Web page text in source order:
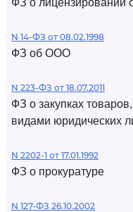
ФЗ о лицензировании
N 14-ФЗ от 08.02.1998
ФЗ об ООО
N 223-ФЗ от 18.07.2011
ФЗ о закупках
видами юридических
N 2202-1 от 17.01.1992
ФЗ о прокуратуре
N 127-ФЗ 26.10.2002